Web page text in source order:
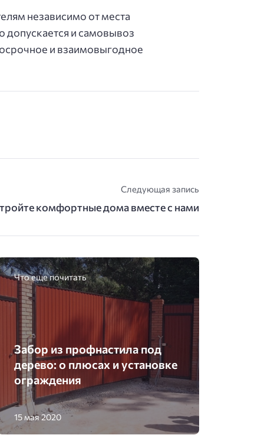
независимо от места
допускается и самовывоз
и взаимовыгодное
Следующая запись
комфортные дома вместе с нами
Что еще почитать
Забор из профнастила под
дерево: о плюсах и установке
ограждения
15 мая 2020